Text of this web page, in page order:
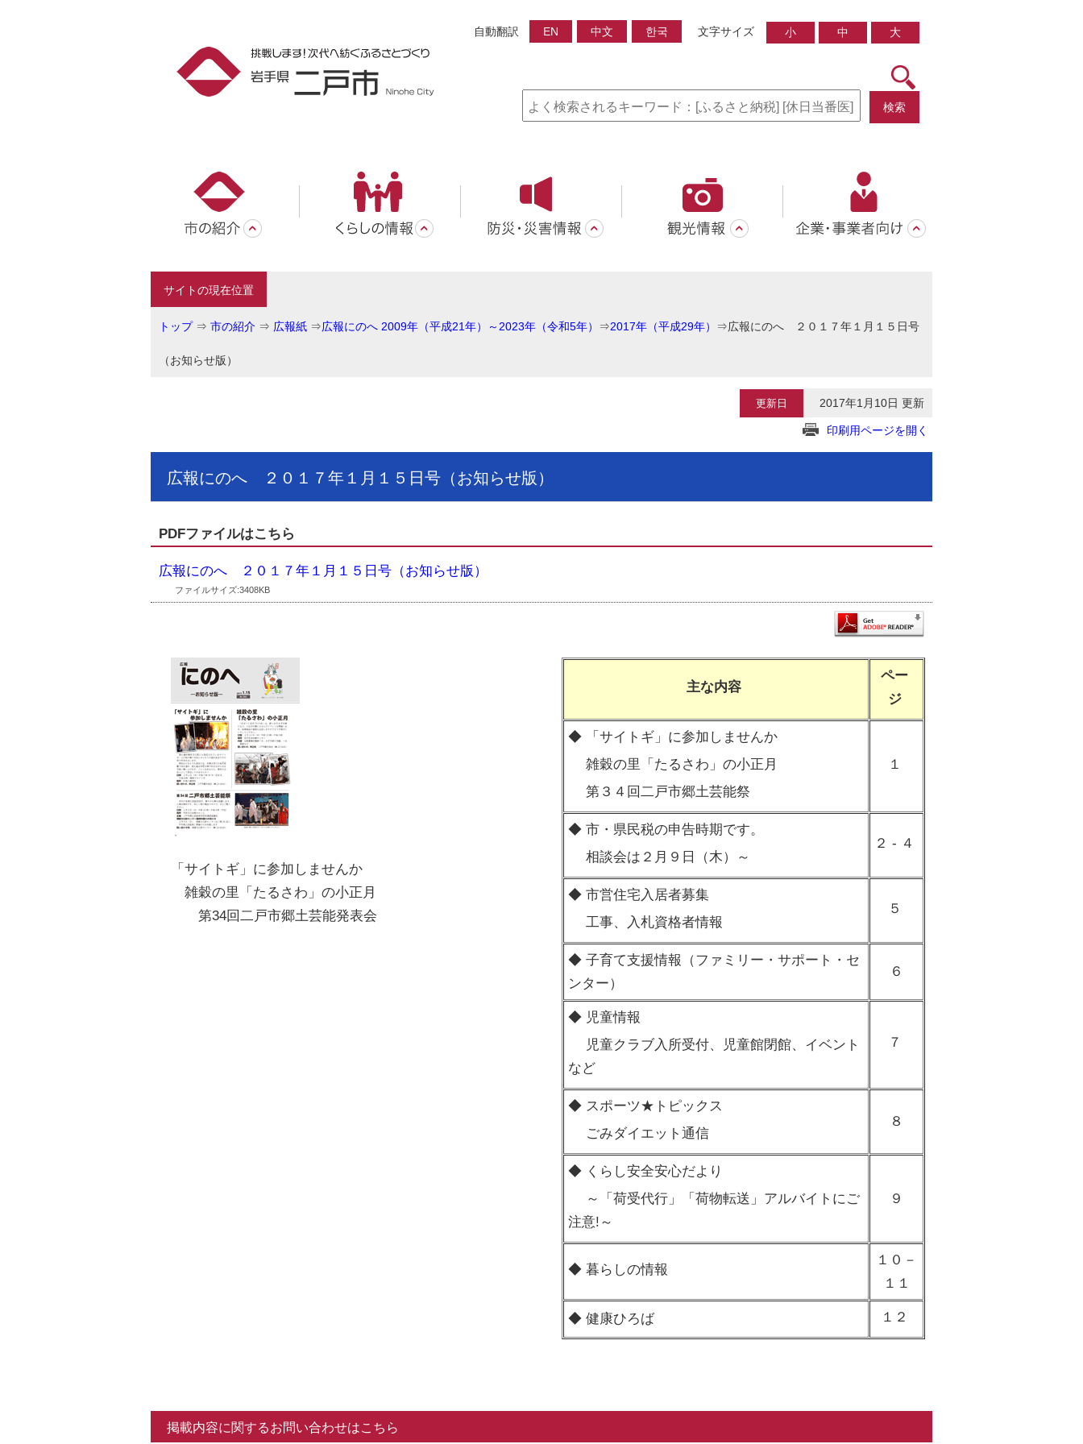
自動翻訳 EN 中文 한국 文字サイズ 小 中 大
検索
サイトの現在位置
トップ⇒ 市の紹介 ⇒ 広報紙 ⇒広報にのへ 2009年（平成21年）～2023年（令和5年） ⇒2017年（平成29年） ⇒広報にのへ ２０１７年１月１５日号
（お知らせ版）
更新日 2017年1月10日 更新
印刷用ページを開く
広報にのへ ２０１７年１月１５日号（お知らせ版）
PDFファイルはこちら
広報にのへ ２０１７年１月１５日号（お知らせ版）
ファイルサイズ:3408KB
「サイトギ」に参加しませんか
雑穀の里「たるさわ」の小正月
第34回二戸市郷土芸能発表会
主な内容
ペー
ジ
◆ 「サイトギ」に参加しませんか
雑穀の里「たるさわ」の小正月
第３４回二戸市郷土芸能祭
１
◆ 市・県民税の申告時期です。
相談会は２月９日（木）～
２ - ４
◆ 市営住宅入居者募集
工事、入札資格者情報
５
◆ 子育て支援情報（ファミリー・サポート・セ
ンター）
６
◆ 児童情報
児童クラブ入所受付、児童館閉館、イベント
など
７
◆ スポーツ★トピックス
ごみダイエット通信
８
◆ くらし安全安心だより
～「荷受代行」「荷物転送」アルバイトにご
注意!～
９
◆ 暮らしの情報
１０－
１１
◆ 健康ひろば １２
掲載内容に関するお問い合わせはこちら